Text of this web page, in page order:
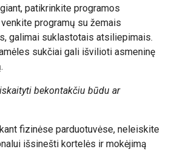
patikrinkite programos
programų su žemais
galimai suklastotais atsiliepimais.
sukčiai gali išvilioti asmeninę
bekontakčiu būdu ar
fizinėse parduotuvėse, neleiskite
išsinešti kortelės ir mokėjimą